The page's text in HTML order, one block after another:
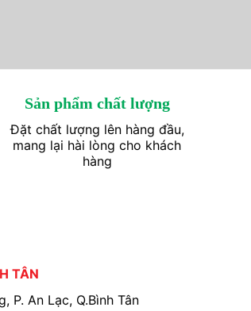
Sản phẩm chất lượng
Đặt chất lượng lên hàng đầu,
mang lại hài lòng cho khách
hàng
TÂN
P. An Lạc, Q.Bình Tân